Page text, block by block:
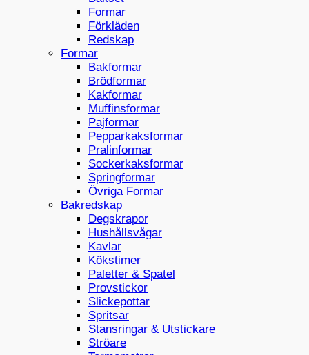
Formar
Förkläden
Redskap
Formar
Bakformar
Brödformar
Kakformar
Muffinsformar
Pajformar
Pepparkaksformar
Pralinformar
Sockerkaksformar
Springformar
Övriga Formar
Bakredskap
Degskrapor
Hushållsvågar
Kavlar
Kökstimer
Paletter & Spatel
Provstickor
Slickepottar
Spritsar
Stansringar & Utstickare
Ströare